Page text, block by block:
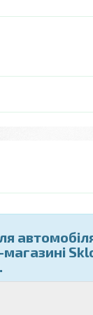
магазині